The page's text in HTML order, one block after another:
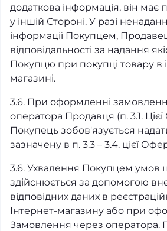
додаткова інформація, він має
у іншій Стороні. У разі
інформації Покупцем,
відповідальності за надання
Покупцю при покупці товару в
магазині.
3.6. При оформленні
оператора Продавця (п. 3.1.
Покупець зобов'язується
зазначену в п. 3.3 – 3.4. цієї
3.6. Ухвалення Покупцем умов
здійснюється за допомогою
відповідних даних в
Інтернет-магазину або при
Замовлення через оператора.